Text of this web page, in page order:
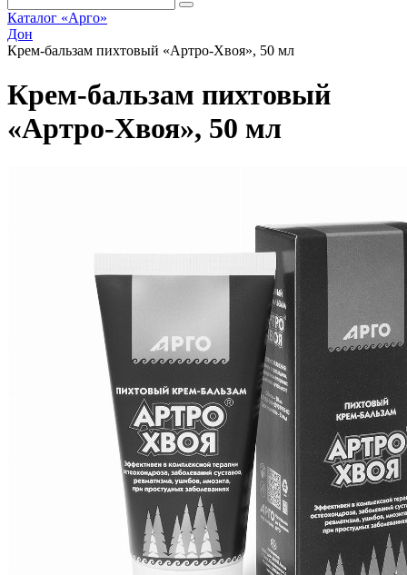
Каталог «Арго»
Дон
Крем-бальзам пихтовый «Артро-Хвоя», 50 мл
Крем-бальзам пихтовый
«Артро-Хвоя», 50 мл